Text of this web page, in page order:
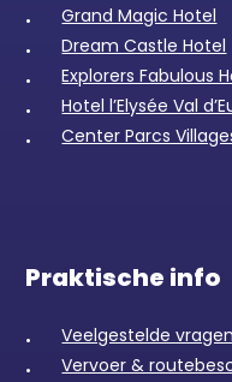
Grand Magic Hotel
Dream Castle Hotel
Explorers Fabulous
Hotel l’Elysée Val
Center Parcs
Praktische info
Veelgestelde vragen
Vervoer &